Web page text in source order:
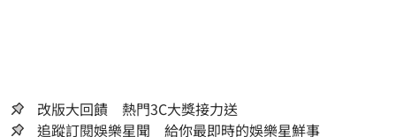
改版大回饋 熱門3C大獎接力送
追蹤訂閱娛樂星聞 給你最即時的娛樂星鮮事